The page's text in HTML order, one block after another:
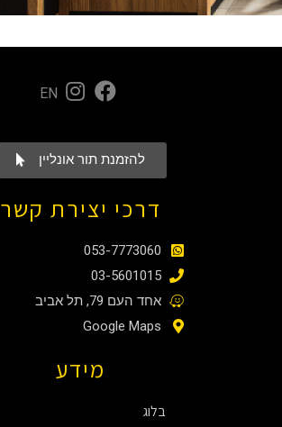
מידע
בלוג
להזמנת תור אונליין
דרכי יצירת קשר
053-7773060
03-5601015
אחד העם 79, תל אביב
Google Maps
EN